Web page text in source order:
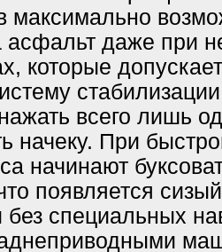
максимально
асфальт даже при
которые
всего лишь
начеку. При
начинают
появляется
специальных